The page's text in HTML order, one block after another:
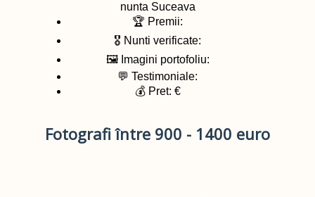
nunta Suceava
🏆 Premii:
🎖️ Nunti verificate:
🖼️ Imagini portofoliu:
💬 Testimoniale:
💰 Pret: €
Fotografi între 900 - 1400 euro